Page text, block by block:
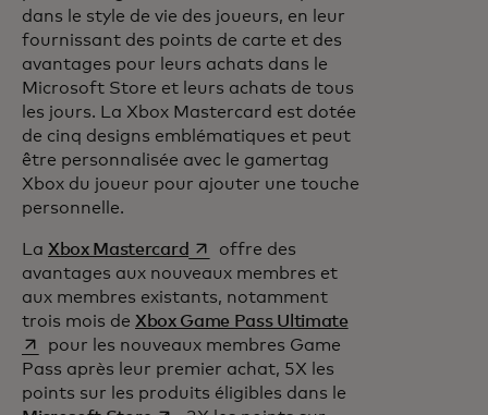
dans le style de vie des joueurs, en leur
fournissant des points de carte et des
avantages pour leurs achats dans le
Microsoft Store et leurs achats de tous
les jours. La Xbox Mastercard est dotée
de cinq designs emblématiques et peut
être personnalisée avec le gamertag
Xbox du joueur pour ajouter une touche
personnelle.
La Xbox Mastercard s’ouvre dans un nouvel onglet
offre des
avantages aux nouveaux membres et
aux membres existants, notamment
trois mois de Xbox Game Pass Ultimates’ouvre dans un
pour les nouveaux membres Game
Pass après leur premier achat, 5X les
points sur les produits éligibles dans le